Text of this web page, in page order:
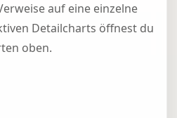
auf eine einzelne
Detailcharts öffnest du
oben.